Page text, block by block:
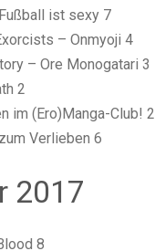
ist sexy 7
– Onmyoji 4
– Ore Monogatari 3
2
im (Ero)Manga-Club! 2
Verlieben 6
2017
8